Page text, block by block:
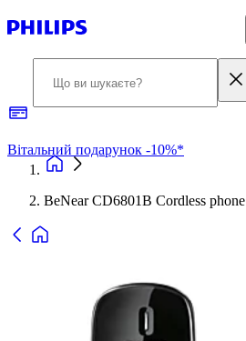
Вітальний подарунок -10%*
BeNear CD6801B Cordless phone